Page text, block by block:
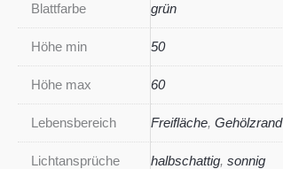
Blattfarbe grün
Höhe min 50
Höhe max 60
Lebensbereich Freifläche, Gehölzrand
Lichtansprüche halbschattig, sonnig